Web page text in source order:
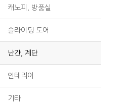
캐노피, 방풍실
슬라이딩 도어
난간, 계단
인테리어
기타